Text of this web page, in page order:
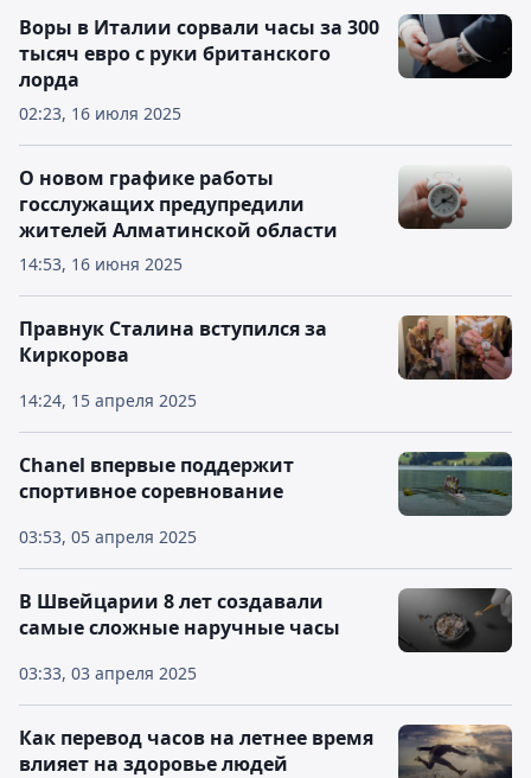
02:23, 16 июля 2025
Воры в Италии сорвали часы за 300
тысяч евро с руки британского
лорда
14:53, 16 июня 2025
О новом графике работы
госслужащих предупредили
жителей Алматинской области
14:24, 15 апреля 2025
Правнук Сталина вступился за
Киркорова
03:53, 05 апреля 2025
Chanel впервые поддержит
спортивное соревнование
03:33, 03 апреля 2025
В Швейцарии 8 лет создавали
самые сложные наручные часы
Как перевод часов на летнее время
влияет на здоровье людей